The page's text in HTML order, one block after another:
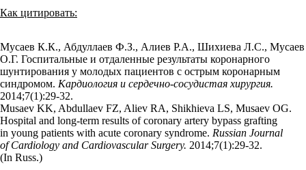
Как цитировать:
Мусаев К.К., Абдуллаев Ф.З., Алиев Р.А., Шихиева Л.С., Мусаев
О.Г. Госпитальные и отдаленные результаты коронарного
шунтирования у молодых пациентов с острым коронарным
синдромом. Кардиология и сердечно-сосудистая хирургия.
2014;7(1):29‑32.
Musaev KK, Abdullaev FZ, Aliev RA, Shikhieva LS, Musaev OG.
Hospital and long-term results of coronary artery bypass grafting
in young patients with acute coronary syndrome. Russian Journal
of Cardiology and Cardiovascular Surgery. 2014;7(1):29‑32.
(In Russ.)